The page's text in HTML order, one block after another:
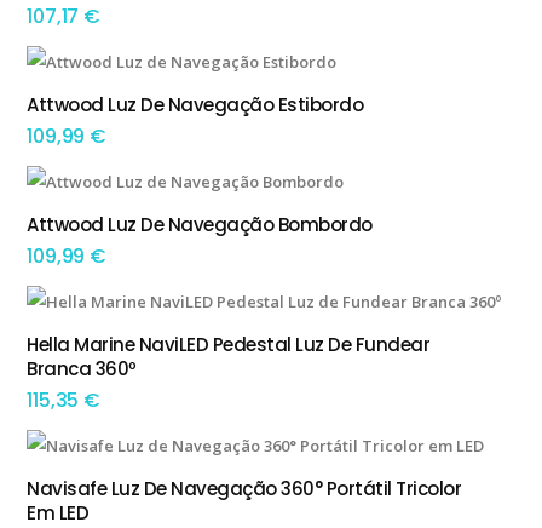
107,17 €
ADICIONAR
Attwood Luz De Navegação Estibordo
109,99 €
ADICIONAR
Attwood Luz De Navegação Bombordo
109,99 €
TEM OPÇÕES
Hella Marine NaviLED Pedestal Luz De Fundear
Branca 360º
115,35 €
ADICIONAR
Navisafe Luz De Navegação 360° Portátil Tricolor
Em LED